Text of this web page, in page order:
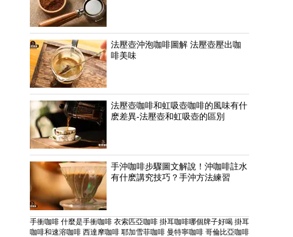
法壓壺沖泡咖啡圖解 法壓壺壓出咖
啡美味
法壓壺咖啡和虹吸壺咖啡的風味有什
麽差異-法壓壺和虹吸壺的區別
手沖咖啡步驟圖文解說！沖咖啡註水
有什麽講究技巧？手沖方法練習
手衝咖啡 什麼是手衝咖啡 衣索匹亞咖啡 掛耳咖啡哪個牌子好喝 掛耳
咖啡和速溶咖啡 西達摩咖啡 耶加雪菲咖啡 曼特寧咖啡 哥倫比亞咖啡